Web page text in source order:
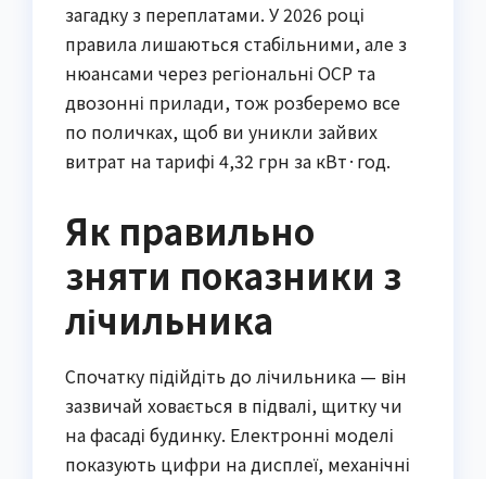
загадку з переплатами. У 2026 році
правила лишаються стабільними, але з
нюансами через регіональні ОСР та
двозонні прилади, тож розберемо все
по поличках, щоб ви уникли зайвих
витрат на тарифі 4,32 грн за кВт·год.
Як правильно
зняти показники з
лічильника
Спочатку підійдіть до лічильника — він
зазвичай ховається в підвалі, щитку чи
на фасаді будинку. Електронні моделі
показують цифри на дисплеї, механічні